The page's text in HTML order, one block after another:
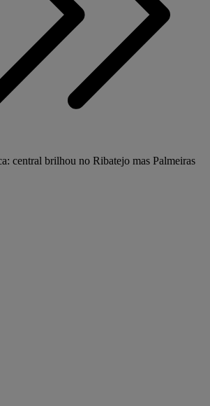
central brilhou no Ribatejo mas Palmeiras